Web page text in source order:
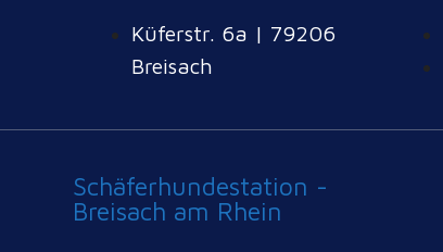
Küferstr. 6a | 79206
Breisach
Schäferhundestation -
Breisach am Rhein